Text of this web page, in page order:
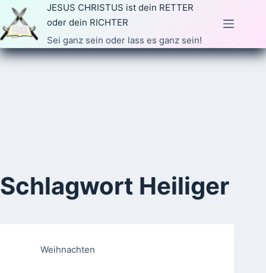
Zum
Inhalt
springen
JESUS CHRISTUS ist dein RETTER
oder dein RICHTER
Sei ganz sein oder lass es ganz sein!
Schlagwort Heiliger
Weihnachten